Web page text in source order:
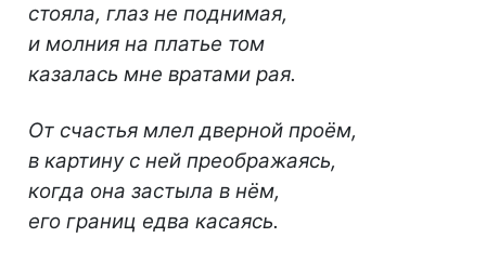
стояла, глаз не поднимая,
и молния на платье том
казалась мне вратами рая.
От счастья млел дверной проём,
в картину с ней преображаясь,
когда она застыла в нём,
его границ едва касаясь.